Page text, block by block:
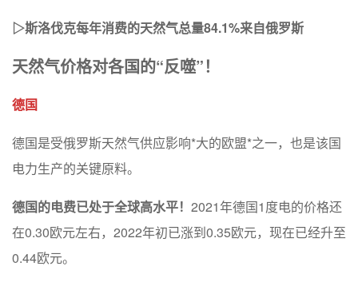
▷斯洛伐克每年消费的天然气总量84.1%来自俄罗斯
天然气价格对各国的“反噬”！
德国
德国是受俄罗斯天然气供应影响*大的欧盟*之一，也是该国
电力生产的关键原料。
德国的电费已处于全球高水平！ 2021年德国1度电的价格还
在0.30欧元左右，2022年初已涨到0.35欧元，现在已经升至
0.44欧元。